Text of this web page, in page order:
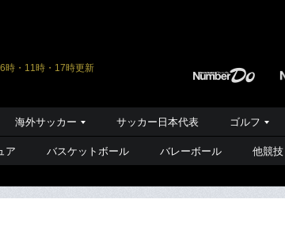
時・11時・17時更新
海外サッカー サッカー日本代表 ゴルフ
ア バスケットボール バレーボール 他競技